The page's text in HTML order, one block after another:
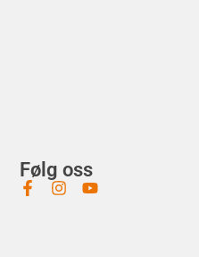
Følg oss